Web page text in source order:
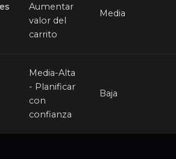
Aumentar
valor del
carrito
Media
Media-Alta
- Planificar
con
confianza
Baja